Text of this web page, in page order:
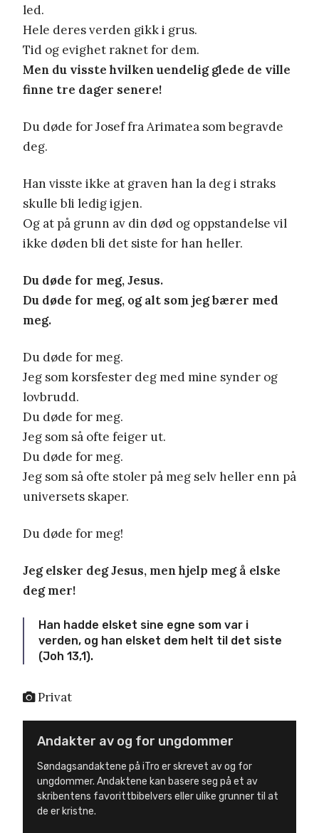
led.
Hele deres verden gikk i grus.
Tid og evighet raknet for dem.
Men du visste hvilken uendelig glede de ville
finne tre dager senere!
Du døde for Josef fra Arimatea som begravde
deg.
Han visste ikke at graven han la deg i straks
skulle bli ledig igjen.
Og at på grunn av din død og oppstandelse vil
ikke døden bli det siste for han heller.
Du døde for meg, Jesus.
Du døde for meg, og alt som jeg bærer med
meg.
Du døde for meg.
Jeg som korsfester deg med mine synder og
lovbrudd.
Du døde for meg.
Jeg som så ofte feiger ut.
Du døde for meg.
Jeg som så ofte stoler på meg selv heller enn på
universets skaper.
Du døde for meg!
Jeg elsker deg Jesus, men hjelp meg å elske
deg mer!
Han hadde elsket sine egne som var i
verden, og han elsket dem helt til det siste
(Joh 13,1).
Privat
Andakter av og for ungdommer
Søndagsandaktene på iTro er skrevet av og for
ungdommer. Andaktene kan basere seg på et av
skribentens favorittbibelvers eller ulike grunner til at
de er kristne.